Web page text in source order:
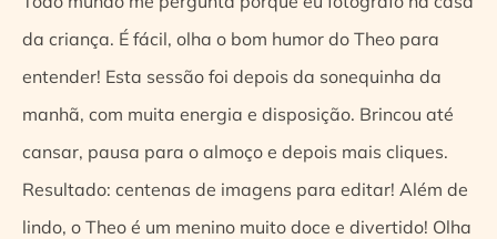
da criança. É fácil, olha o bom humor do Theo para
entender! Esta sessão foi depois da sonequinha da
manhã, com muita energia e disposição. Brincou até
cansar, pausa para o almoço e depois mais cliques.
Resultado: centenas de imagens para editar! Além de
lindo, o Theo é um menino muito doce e divertido! Olha